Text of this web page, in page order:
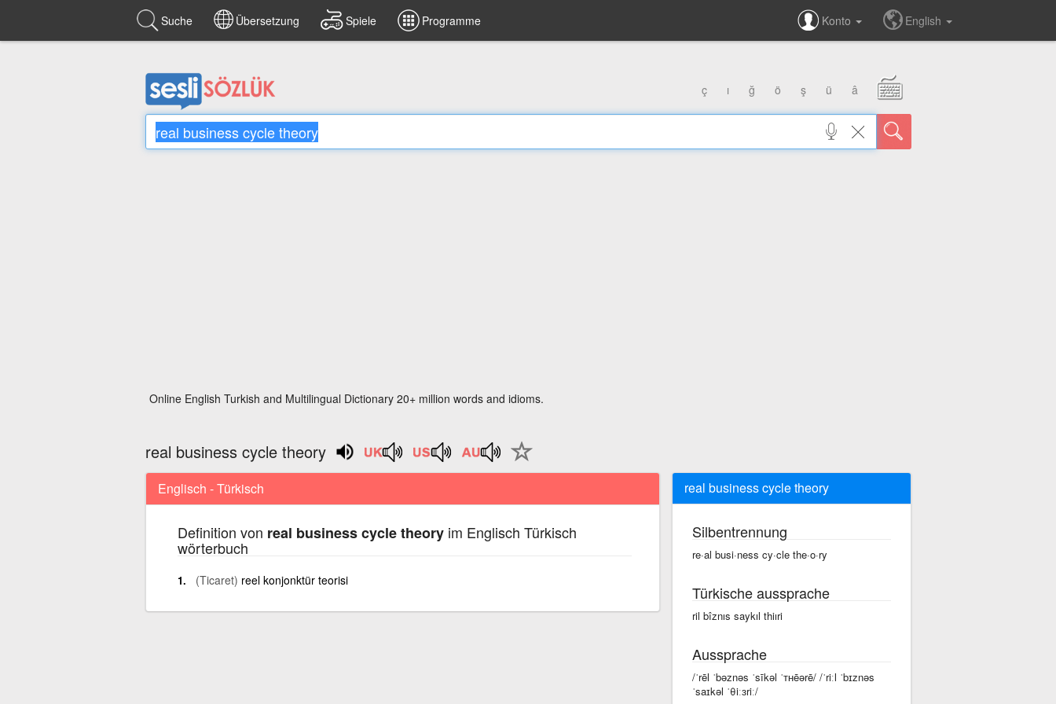
Suche Übersetzung Spiele Programme Konto English
ç ı ğ ö ş ü â
Online English Turkish and Multilingual Dictionary 20+ million words and idioms.
real business cycle theory
Englisch - Türkisch
Definition von real business cycle theoryim Englisch Türkisch
wörterbuch
(Ticaret) reel konjonktür teorisi
real business cycle theory
Silbentrennung
re·al busi·ness cy·cle the·o·ry
Türkische aussprache
ril bîznıs saykıl thiıri
Aussprache
/ˈrēl ˈbəznəs ˈsīkəl ˈᴛʜēərē/ /ˈriːl ˈbɪznəs
ˈsaɪkəl ˈθiːɜriː/